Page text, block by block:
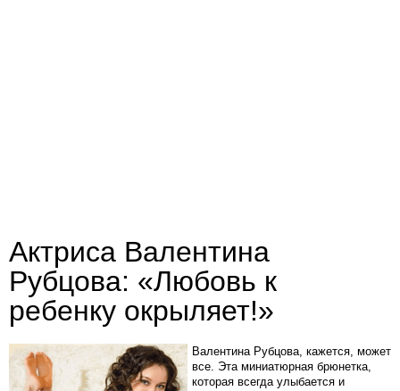
Актриса Валентина
Рубцова: «Любовь к
ребенку окрыляет!»
Валентина Рубцова, кажется, может
все. Эта миниатюрная брюнетка,
которая всегда улыбается и